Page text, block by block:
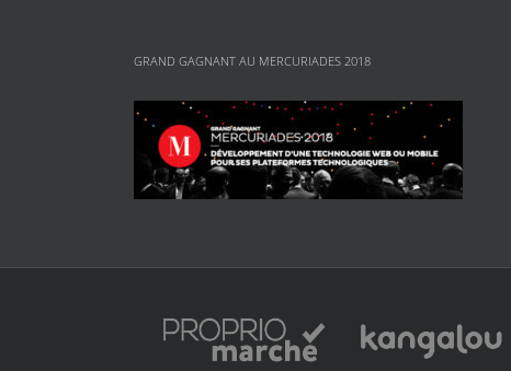
GRAND GAGNANT AU MERCURIADES 2018